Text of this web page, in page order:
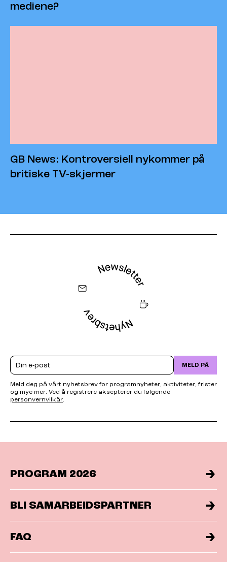
mediene?
GB News: Kontroversiell nykommer på
britiske TV-skjermer
Email MELD PÅ
Meld deg på vårt nyhetsbrev for programnyheter, aktiviteter, frister
og mye mer. Ved å registrere aksepterer du følgende
personvernvilkår.
PROGRAM 2026
BLI SAMARBEIDSPARTNER
FAQ